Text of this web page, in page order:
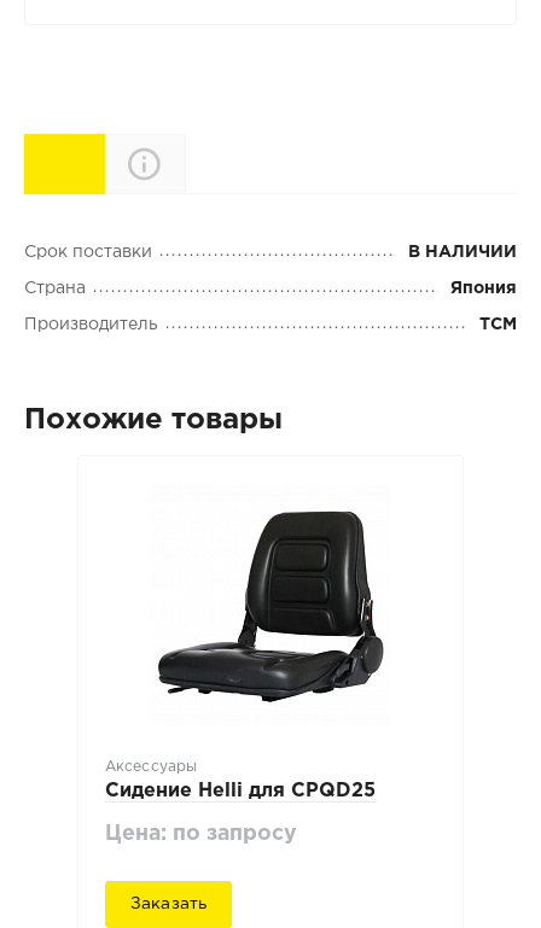
Характеристики
Срок поставки В НАЛИЧИИ
Страна Япония
Производитель TCM
Похожие товары
Аксессуары
Сидение Нelli для CPQD25
Цена: по запросу
Заказать